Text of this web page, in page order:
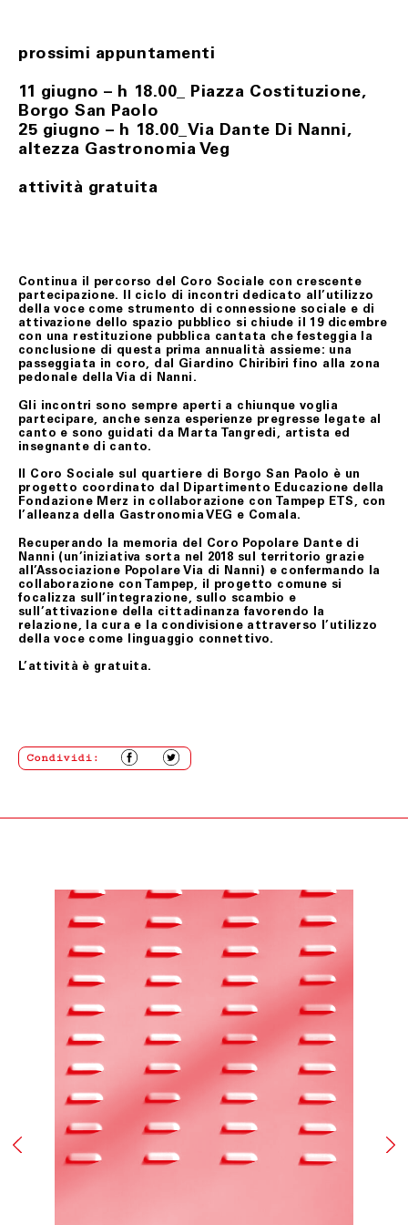
(14) giorni lavorativi a far data dal giorno del ricevimento
degli stessi.
Ai fini della scadenza del termine suindicato, il/i
prodotto/i si intendono restituiti nel momento in cui
vengono consegnati al corriere.
I prodotti oggetto del recesso viaggiano a rischio del
Cliente. Qualora pervengano danneggiati a Fondazione
di consentire, ove possibile, di denunziare il danno
all’ufficio postale o al corriere prescelti per la
integrità – custoditi ed eventualmente adoperati con
l’uso della normale diligenza – dovranno essere spediti
compresi dell’imballo originale, di sigilli eventualmente
apposti, nonché di documentazione accessoria.
Le spese di restituzione resteranno a carico del Cliente.
Il Cliente, potrà rifiutare il ritiro del/i prodotti all’atto
art. 6.
In ogni ipotesi di cui sopra, soltanto dopo aver verificato
le condizioni del/i prodotto/i restituiti, Fondazione
storno dell’importo addebitato sulla carta di credito
indicata dal Cliente, nel minor tempo possibile e,
comunque, in ogni caso, quattordici (14) giorni dal
rientro della merce.
Nei casi di mancato rispetto delle condizioni e modalità
di esercizio del recesso previste nel presente articolo, il
contratto rimarrà valido ed efficace, pertanto, il Cliente
non avrà nulla a pretendere da Fondazione Merz che, se
richiesto, restituirà il/i prodotti al Cliente addebitando
le spese di spedizione.
ART. 8 GARANZIA SUI BENI
I difetti di fabbricazione non evidentemente riconoscibili
In tutti i casi di cui sopra, gli uffici competenti di
a carico del Cliente.
Il Cliente dovrà procedere alla restituzione del/i
ottenuti contattando il Servizio Assistenza,
accludendovi l’imballo originale, i sigilli eventualmente
apposti nonché l’eventuale documentazione accessoria.
ART. 9 RISOLUZIONE DEL CONTRATTO
Fondazione Merz si riserva il diritto di risolvere il
stesso, acquisite ulteriori informazioni, insorgessero
dubbi o perplessità in merito alla titolarità della carta di
credito utilizzata per l’acquisto.
Fondazione Merz, in tal caso, provvederà al rimborso del
pagamento effettuato mediante storno dell’importo
prossimi appuntamenti
11 giugno – h 18.00_ Piazza Costituzione,
Borgo San Paolo
25 giugno – h 18.00_Via Dante Di Nanni,
altezza Gastronomia Veg
attività gratuita
Continua il percorso del Coro Sociale con crescente
partecipazione. Il ciclo di incontri dedicato all’utilizzo
della voce come strumento di connessione sociale e di
attivazione dello spazio pubblico si chiude il 19 dicembre
con una restituzione pubblica cantata che festeggia la
conclusione di questa prima annualità assieme: una
passeggiata in coro, dal Giardino Chiribiri fino alla zona
pedonale della Via di Nanni.
Gli incontri sono sempre aperti a chiunque voglia
partecipare, anche senza esperienze pregresse legate al
canto e sono guidati da Marta Tangredi, artista ed
insegnante di canto.
Il Coro Sociale sul quartiere di Borgo San Paolo è un
progetto coordinato dal Dipartimento Educazione della
Fondazione Merz in collaborazione con Tampep ETS, con
l’alleanza della Gastronomia VEG e Comala.
Recuperando la memoria del Coro Popolare Dante di
Nanni (un’iniziativa sorta nel 2018 sul territorio grazie
all’Associazione Popolare Via di Nanni) e confermando la
collaborazione con Tampep, il progetto comune si
focalizza sull’integrazione, sullo scambio e
sull’attivazione della cittadinanza favorendo la
relazione, la cura e la condivisione attraverso l’utilizzo
della voce come linguaggio connettivo.
L’attività è gratuita.
Condividi: